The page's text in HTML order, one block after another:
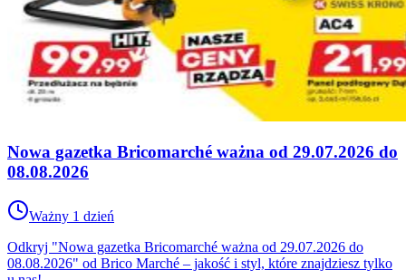
Nowa gazetka Bricomarché ważna od 29.07.2026 do
08.08.2026
Ważny 1 dzień
Odkryj "Nowa gazetka Bricomarché ważna od 29.07.2026 do
08.08.2026" od Brico Marché – jakość i styl, które znajdziesz tylko